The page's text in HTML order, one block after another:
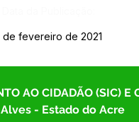
de fevereiro de 2021
AO CIDADÃO (SIC) E
- Estado do Acre